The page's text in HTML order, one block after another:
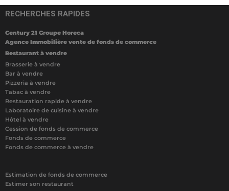
RECHERCHES RAPIDES
Century 21 Groupe Horeca
Agence Immobilière vente de fonds de commerce
Restaurant à vendre
Brasserie à vendre
Bar à vendre
Pizzeria à vendre
Tabac à vendre
Restauration rapide à vendre
Laboratoire de cuisine à vendre
Hôtel à vendre
Cession de fonds de commerce
Fonds de commerce
Fonds de commerce à vendre
Estimation de fonds de commerce
Estimer son restaurant